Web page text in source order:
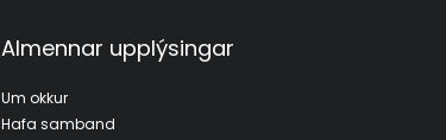
Almennar upplýsingar
Um okkur
Hafa samband